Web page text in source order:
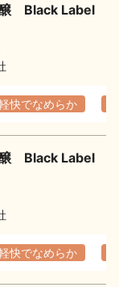
Black Label
快でなめらか
Black Label
快でなめらか